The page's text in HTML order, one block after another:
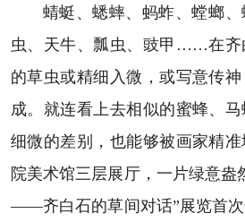
蜻蜓、蟋蟀、蚂蚱、螳螂
虫、天牛、瓢虫、豉甲……在齐
的草虫或精细入微，或写意传
成。就连看上去相似的蜜蜂、
细微的差别，也能够被画家精
院美术馆三层展厅，一片绿意盎
——齐白石的草间对话”展览首